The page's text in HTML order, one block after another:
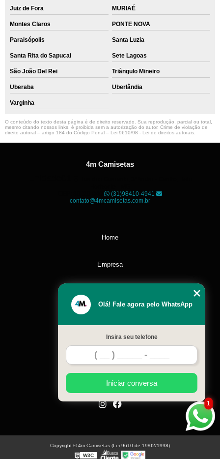
Juiz de Fora MURIAÉ
Montes Claros PONTE NOVA
Paraisópolis Santa Luzia
Santa Rita do Sapucai Sete Lagoas
São João Del Rei Triângulo Mineiro
Uberaba Uberlândia
Varginha
O conteúdo do texto desta página é de direito reservado. Sua reprodução, parcial ou total,
mesmo citando nossos links, é proibida sem a autorização do autor. Crime de violação de
direito autoral – artigo 184 do Código Penal – Lei 9610/98 - Lei de direitos autorais
4m Camisetas
(31)98410-4941
contato@4mcamisetas.com.br
Home
Empresa
Contato
Mapa do site
1
Olá! Fale agora pelo WhatsApp
Insira seu telefone
Iniciar conversa
Copyright © 4m Camisetas (Lei 9610 de 19/02/1998)
W3C